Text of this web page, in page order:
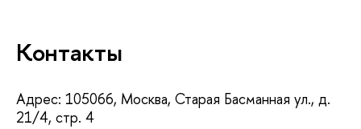
Контакты
Адрес: 105066, Москва, Старая Басманная ул., д.
21/4, стр. 4